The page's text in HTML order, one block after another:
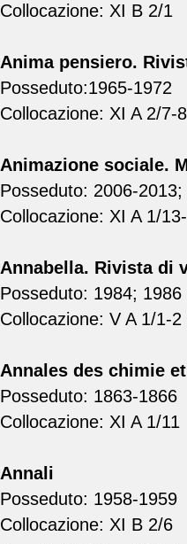
Collocazione: XI B 2/1
Anima pensiero.
Posseduto:1965-1972
Collocazione: XI A 2/7-8
Animazione sociale.
Posseduto: 2006-2013;
Collocazione: XI A 1/
Annabella. Rivista di
Posseduto: 1984; 1986
Collocazione: V A 1/1-2
Annales des chimie
Posseduto: 1863-1866
Collocazione: XI A 1/11
Annali
Posseduto: 1958-1959
Collocazione: XI B 2/6